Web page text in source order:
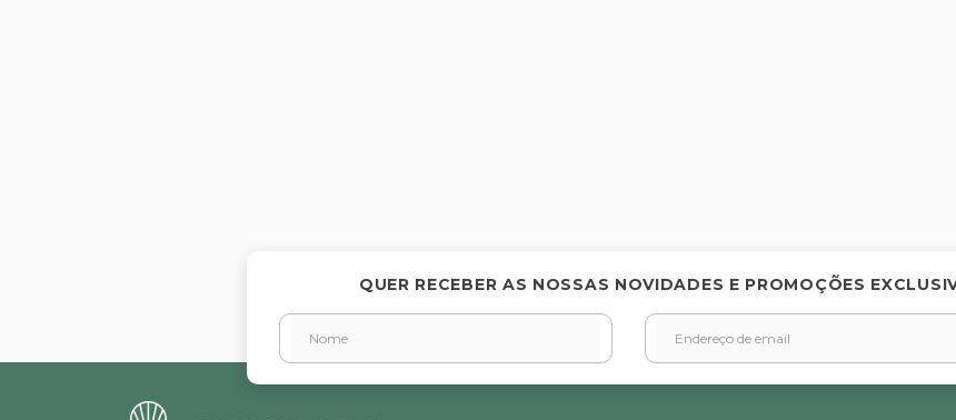
QUER RECEBER AS NOSSAS NOVIDADES E PROMOÇÕES